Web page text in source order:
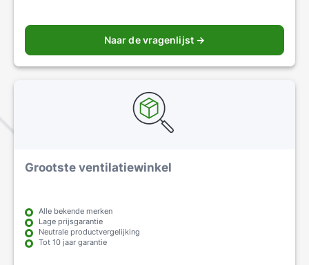
Naar de vragenlijst →
Grootste ventilatiewinkel
Alle bekende merken
Lage prijsgarantie
Neutrale productvergelijking
Tot 10 jaar garantie